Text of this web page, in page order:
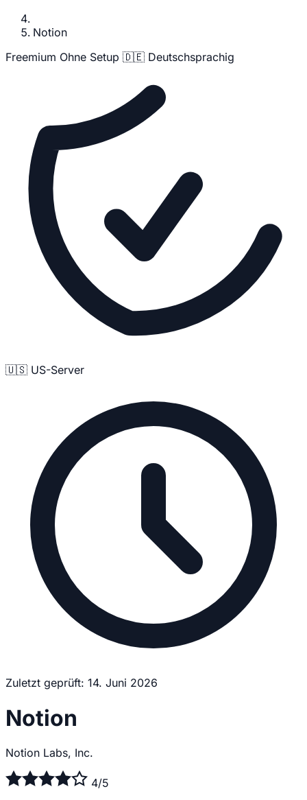
Notion
Freemium Ohne Setup 🇩🇪 Deutschsprachig
🇺🇸 US-Server
Zuletzt geprüft: 14. Juni 2026
Notion
Notion Labs, Inc.
4/5